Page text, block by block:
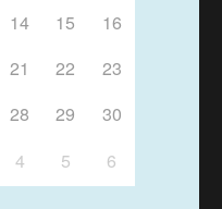
14 15
16
21 22
23
28 29
30
4 5 6